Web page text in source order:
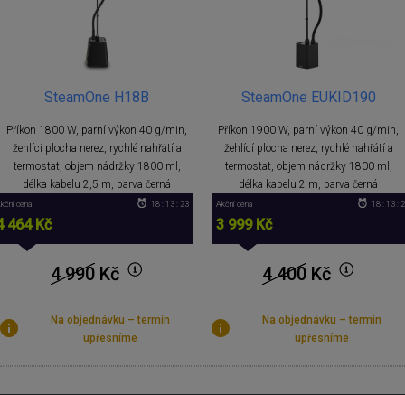
SteamOne H18B
Příkon 1800 W, parní výkon 40 g/min,
žehlící plocha nerez, rychlé nahřátí a
termostat, objem nádržky 1800 ml,
délka kabelu 2,5 m, barva černá
cena
464 Kč
18 : 13 : 22
4 990 Kč
Na objednávku – termín
upřesníme
SteamOne EUKID190
Příkon 1900 W, parní výkon 40 g/min,
žehlící plocha nerez, rychlé nahřátí a
termostat, objem nádržky 1800 ml,
délka kabelu 2 m, barva černá
Akční cena
3 999 Kč
18 : 13 :
4 400 Kč
Na objednávku – termín
upřesníme